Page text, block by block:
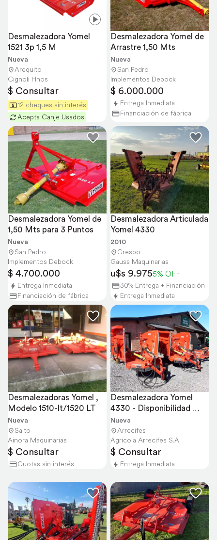
Desmalezadora Yomel
1521 3p 1,5 M
Nueva
Arequito
Cignoli Hnos
$ Consultar
12 cheques sin interés
Acepta Canje Usados
Desmalezadora Yomel de
Arrastre 1,50 Mts
Nueva
San Pedro
Implementos Debock
$ 6.000.000
Entrega Inmediata
Financiación de fábrica
Desmalezadora Yomel de
1,50 Mts para 3 Puntos
Nueva
San Pedro
Implementos Debock
$ 4.700.000
Entrega Inmediata
Financiación de fábrica
Desmalezadora Articulada
Yomel 4330
2010
Crespo
Gauss Maquinarias
u$s 9.9755% OFF
30% Entrega + Financiación
Entrega Inmediata
Desmalezadoras Yomel ,
Modelo 1510-lt/1520 LT
Nueva
Salto
Ainora Maquinarias
$ Consultar
Cuotas sin interés
Desmalezadora Yomel
4330 - Disponibilidad
Inmediata
Nueva
Arrecifes
Agricola Arrecifes S.A.
$ Consultar
Entrega Inmediata